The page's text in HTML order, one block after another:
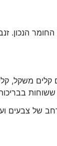
הנכון.
קלים משקל,
של צבעים